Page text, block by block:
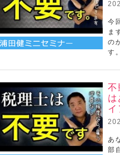
浦
今
ま
の
す
不
あ
部